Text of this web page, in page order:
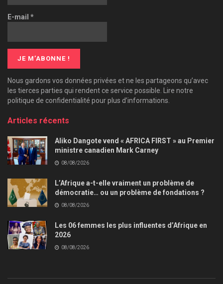
E-mail *
Nous gardons vos données privées et ne les partageons qu’avec
les tierces parties qui rendent ce service possible. Lire notre
politique de confidentialité pour plus d’informations.
Articles récents
Aliko Dangote vend « AFRICA FIRST » au Premier
ministre canadien Mark Carney
08/08/2026
L’Afrique a-t-elle vraiment un problème de
démocratie… ou un problème de fondations ?
08/08/2026
Les 06 femmes les plus influentes d’Afrique en
2026
08/08/2026